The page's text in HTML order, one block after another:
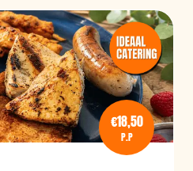
€18,50
P.P